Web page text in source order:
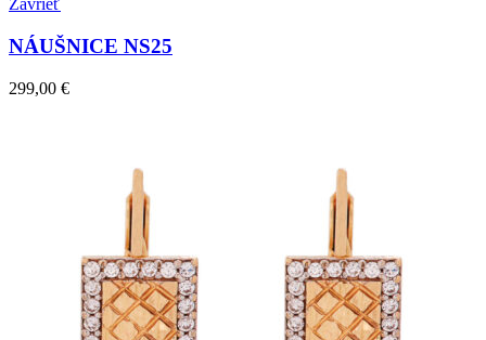
Elegant Night
Zásnubné prstne z kolekcie Elegant Night.
Zavrieť
NÁUŠNICE NS25
299,00 €